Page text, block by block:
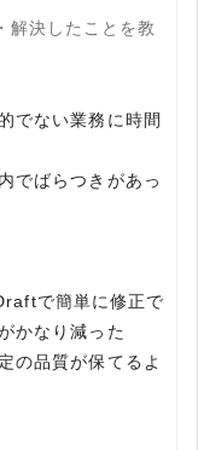
解決したことを教
でない業務に時間
でばらつきがあっ
で簡単に修正で
かなり減った
の品質が保てるよ